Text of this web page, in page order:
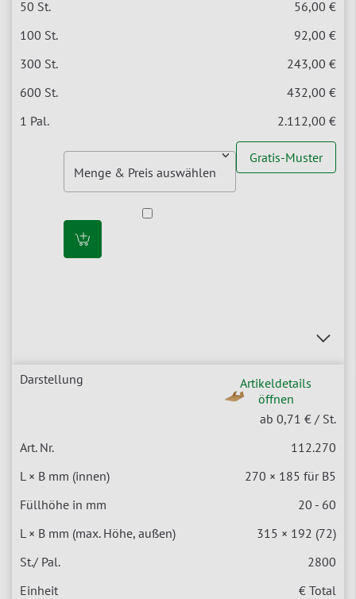
56,00 €
92,00 €
243,00 €
432,00 €
2.112,00 €
Gratis-Muster
Artikeldetails
öffnen
ab 0,71 € / St.
112.270
270 × 185 für B5
20 - 60
315 × 192 (72)
2800
€ Total